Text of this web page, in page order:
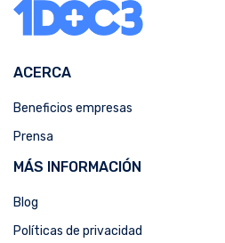
ACERCA
Beneficios empresas
Prensa
MÁS INFORMACIÓN
Blog
Políticas de privacidad